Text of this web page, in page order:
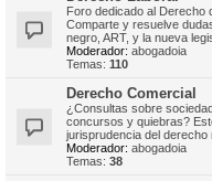
Foro dedicado al Derecho
Comparte y resuelve
negro, ART, y la nueva
Moderador: abogadoia
Temas: 110
Derecho Comercial
¿Consultas sobre
concursos y quiebras?
jurisprudencia del derecho
Moderador: abogadoia
Temas: 38